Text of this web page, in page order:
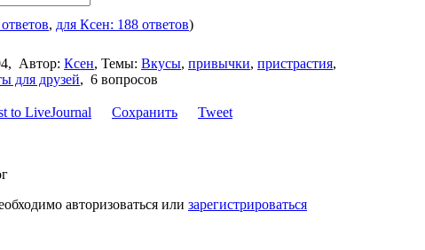
, для Ксен: 188 ответов)
Автор: Ксен, Темы: Вкусы, привычки, пристрастия,
для друзей, 6 вопросов
Сохранить Tweet
авторизоваться или зарегистрироваться